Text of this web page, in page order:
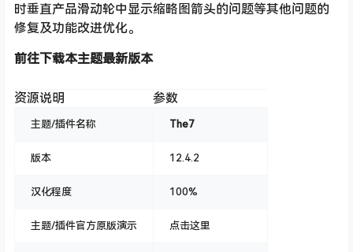
时垂直产品滑动轮中显示缩略图箭头的问题等其他问题的
修复及功能改进优化。
前往下载本主题最新版本
资源说明 参数
主题/插件名称 The7
版本 12.4.2
汉化程度 100%
主题/插件官方原版演示 点击这里